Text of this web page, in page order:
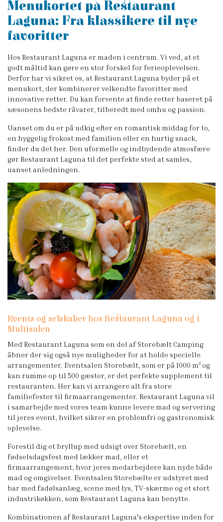
Menukortet på Restaurant
Laguna: Fra klassikere til nye
favoritter
Hos Restaurant Laguna er maden i centrum. Vi ved, at et
godt måltid kan gøre en stor forskel for ferieoplevelsen.
Derfor har vi sikret os, at Restaurant Laguna byder på et
menukort, der kombinerer velkendte favoritter med
innovative retter. Du kan forvente at finde retter baseret på
sæsonens bedste råvarer, tilberedt med omhu og passion.
Uanset om du er på udkig efter en romantisk middag for to,
en hyggelig frokost med familien eller en hurtig snack,
finder du det her. Den uformelle og indbydende atmosfære
gør Restaurant Laguna til det perfekte sted at samles,
uanset anledningen.
Events og selskaber hos Restaurant Laguna og i
Multisalen
Med Restaurant Laguna som en del af Storebælt Camping
åbner der sig også nye muligheder for at holde specielle
arrangementer. Eventsalen Storebælt, som er på 1000 m² og
kan rumme op til 500 gæster, er det perfekte supplement til
restauranten. Her kan vi arrangere alt fra store
familiefester til firmaarrangementer. Restaurant Laguna vil
i samarbejde med vores team kunne levere mad og servering
til jeres event, hvilket sikrer en problemfri og gastronomisk
oplevelse.
Forestil dig et bryllup med udsigt over Storebælt, en
fødselsdagsfest med lækker mad, eller et
firmaarrangement, hvor jeres medarbejdere kan nyde både
mad og omgivelser. Eventsalen Storebælte er udstyret med
bar med fadølsanlæg, scene med lys, TV-skærme og et stort
industrikøkken, som Restaurant Laguna kan benytte.
Kombinationen af Restaurant Laguna's ekspertise inden for